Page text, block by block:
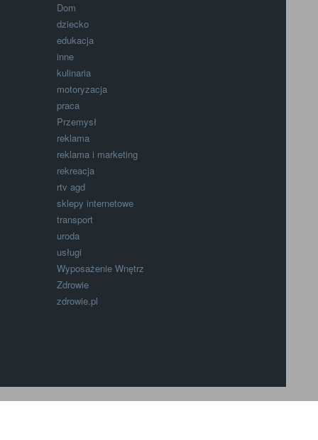
Dom
dziecko
edukacja
inne
kulinaria
motoryzacja
praca
Przemysł
reklama
reklama i marketing
rekreacja
rtv agd
sklepy internetowe
transport
uroda
usługi
Wyposażenie Wnętrz
Zdrowie
zdrowie.pl